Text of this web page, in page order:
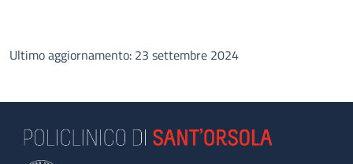
Ultimo aggiornamento: 23 settembre 2024